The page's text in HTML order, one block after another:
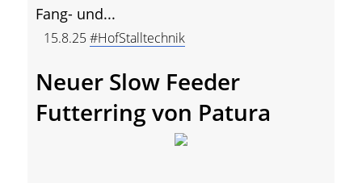
Fang- und...
15.8.25#HofStalltechnik
Neuer Slow Feeder
Futterring von Patura